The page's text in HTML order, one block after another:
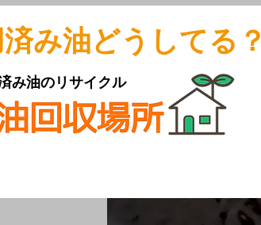
み油のリサイクル
み油どうしてる？